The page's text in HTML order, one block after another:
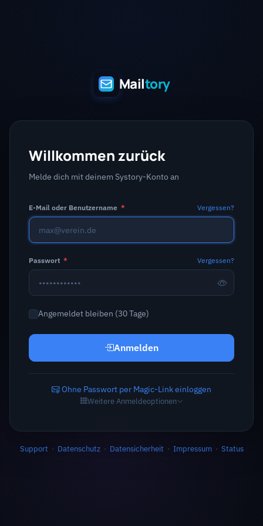
Mailtory
Willkommen zurück
Melde dich mit deinem Systory-Konto an
E-Mail oder Benutzername * Vergessen?
Passwort * Vergessen?
Angemeldet bleiben (30 Tage)
Anmelden
Ohne Passwort per Magic-Link einloggen
Weitere Anmeldeoptionen
Support · Datenschutz· Datensicherheit · Impressum· Status